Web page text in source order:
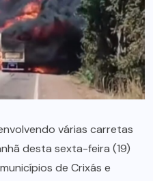
várias carretas
desta sexta-feira (19)
de Crixás e